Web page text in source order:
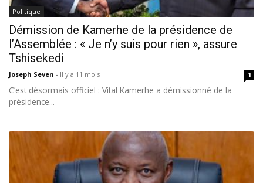
Politique
Démission de Kamerhe de la présidence de
l’Assemblée : « Je n’y suis pour rien », assure
Tshisekedi
Joseph Seven - Il y a 11 mois 1
C’est désormais officiel : Vital Kamerhe a démissionné de la
présidence...